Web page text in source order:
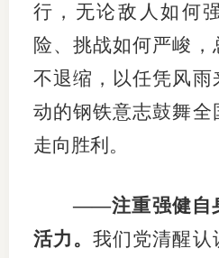
行，无论敌人如何
险、挑战如何严峻
不退缩，以任凭风雨
动的钢铁意志鼓舞全
走向胜利。
——注重强健自
活力。 我们党清醒认